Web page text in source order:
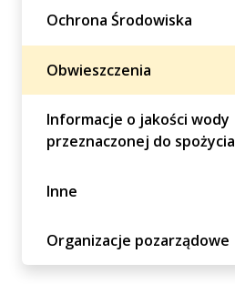
Ochrona Środowiska
Obwieszczenia
Informacje o jakości wody
przeznaczonej do spożycia
Inne
Organizacje pozarządowe